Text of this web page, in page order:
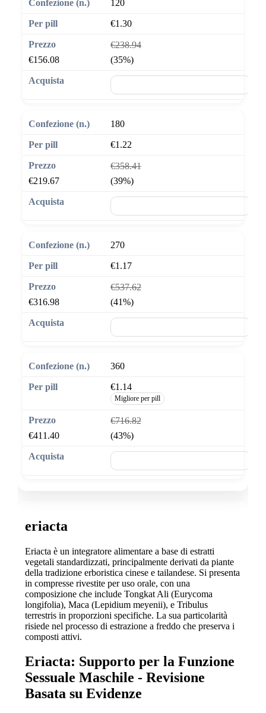
120
€1.30
€238.94
€156.08
(35%)
180
€1.22
€358.41
€219.67
(39%)
270
€1.17
€537.62
€316.98
(41%)
360
€1.14
Migliore per pill
€716.82
€411.40
(43%)
eriacta
Eriacta è un integratore alimentare a base di estratti
vegetali standardizzati, principalmente derivati da piante
della tradizione erboristica cinese e tailandese. Si presenta
in compresse rivestite per uso orale, con una
composizione che include Tongkat Ali (Eurycoma
longifolia), Maca (Lepidium meyenii), e Tribulus
terrestris in proporzioni specifiche. La sua particolarità
risiede nel processo di estrazione a freddo che preserva i
composti attivi.
Eriacta: Supporto per la Funzione
Sessuale Maschile - Revisione
Basata su Evidenze